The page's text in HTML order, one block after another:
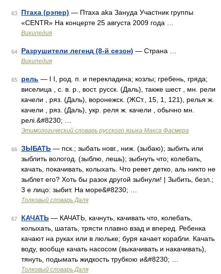
63 Птаха (рэпер) — Птаха aka Зануда Участник группы
«CENTR» На концерте 25 августа 2009 года …
Википедия
64 Разрушители легенд (8-й сезон) — Страна …
Википедия
65 рель — I I, род. п. и перекладина; козлы; гребень, гряда;
виселица , с. в. р., вост. русск. (Даль), также шест , мн. рели
качели , ряз. (Даль), воронежск. (ЖСт., 15, 1, 121), релья ж.
качели , ряз. (Даль), укр. реля ж. качели , обычно мн.
релi.&#8230; …
Этимологический словарь русского языка Макса Фасмера
66 ЗЫБАТЬ — пск.; зыбать новг., ниж. (зыбаю); зыбить или
зыблить вологод. (зыблю, лешь); зыбнуть что; колебать,
качать, покачивать, колыхать. Что ревет детко, аль никто не
зыблет его? Хоть бы разок другой зыбнули! | Зыбить, безл.;
3 е лицо: зыбит. На море&#8230; …
Толковый словарь Даля
67 КАЧАТЬ — КАЧАТЬ, качнуть, качивать что, колебать,
колыхать, шатать, трясти плавно взад и вперед. Ребенка
качают на руках или в люльке; буря качает корабли. Качать
воду, вообще качать насосом (выкачивать и накачивать),
тянуть, подымать жидкость трубкою и&#8230; …
Толковый словарь Даля